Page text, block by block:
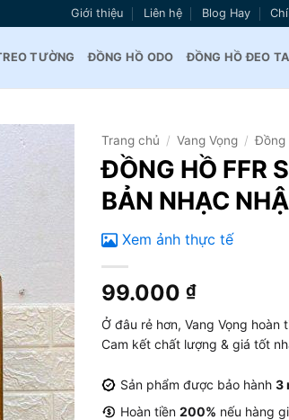
Giới thiệu Liên hệ Blog Hay
TƯỜNG ĐỒNG HỒ ODO ĐỒNG HỒ ĐEO
Thêm
Trang chủ / Vang Vọng / Đồng
ĐỒNG HỒ FFR
BẢN NHẠC
Xem ảnh thực tế
99.000 ₫
Ở đâu rẻ hơn, Vang Vọng hoàn
Cam kết chất lượng & giá tốt
Sản phẩm được bảo hành 3
Hoàn tiền 200% nếu hàng